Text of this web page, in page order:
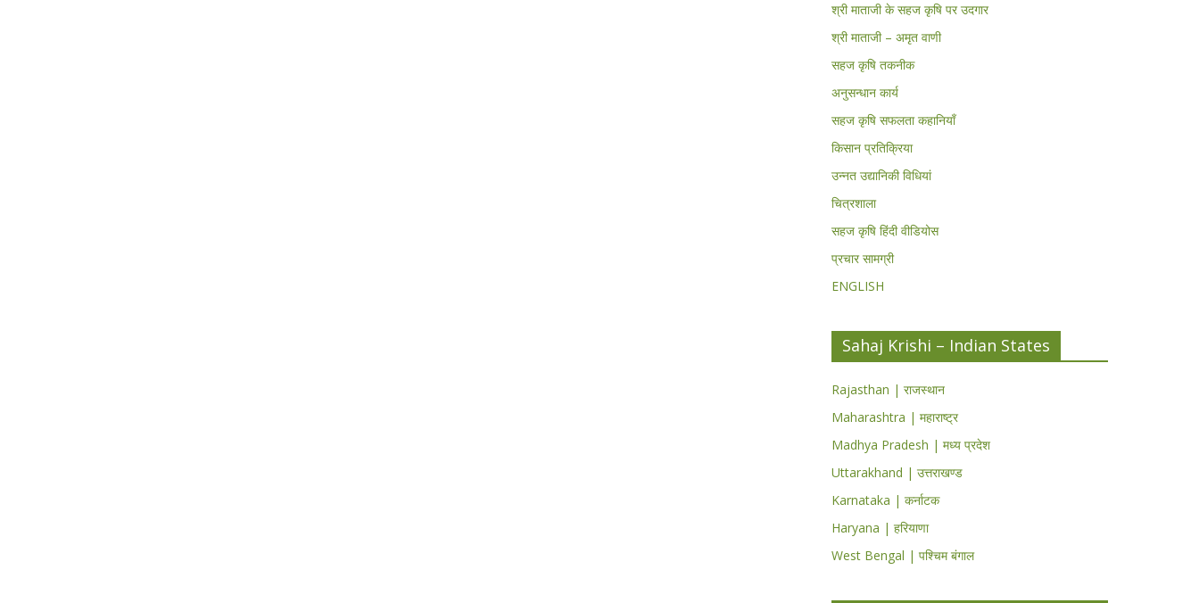
श्री माताजी के सहज कृषि पर उदगार
श्री माताजी – अमृत वाणी
सहज कृषि तकनीक
अनुसन्धान कार्य
सहज कृषि सफलता कहानियाँ
किसान प्रतिक्रिया
उन्नत उद्यानिकी विधियां
चित्रशाला
सहज कृषि हिंदी वीडियोस
प्रचार सामग्री
ENGLISH
Sahaj Krishi – Indian States
Rajasthan | राजस्थान
Maharashtra | महाराष्ट्र
Madhya Pradesh | मध्य प्रदेश
Uttarakhand | उत्तराखण्ड
Karnataka | कर्नाटक
Haryana | हरियाणा
West Bengal | पश्चिम बंगाल